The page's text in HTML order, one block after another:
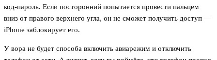
код-пароль. Если посторонний попытается провести пальцем
вниз от правого верхнего угла, он не сможет получить доступ —
iPhone заблокирует его.
У вора не будет способа включить авиарежим и отключить